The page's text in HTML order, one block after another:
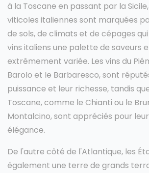
à la Toscane en passant par la
viticoles italiennes sont marquées
de sols, de climats et de cépages
vins italiens une palette de saveurs
extrêmement variée. Les vins du
Barolo et le Barbaresco, sont
puissance et leur richesse, tandis
Toscane, comme le Chianti ou le
Montalcino, sont appréciés pour
élégance.
De l'autre côté de l'Atlantique, les
également une terre de grands